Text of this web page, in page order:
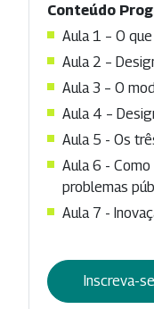
Conteúdo
Aula 1 – O
Aula 2 –
Aula 3 – O
Aula 4 –
Aula 5 - Os
Aula 6 -
problemas
Aula 7 -
Inscreva-se